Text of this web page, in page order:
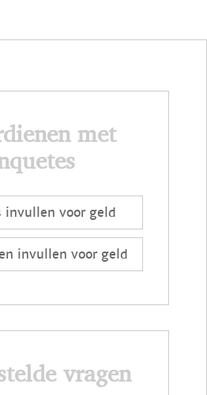
met
invullen voor geld
invullen voor geld
vragen